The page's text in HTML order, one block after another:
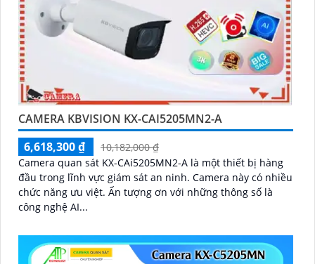
CAMERA KBVISION KX-CAI5205MN2-A
6,618,300 ₫
10,182,000 ₫
Camera quan sát KX-CAi5205MN2-A là một thiết bị hàng
đầu trong lĩnh vực giám sát an ninh. Camera này có nhiều
chức năng ưu việt. Ấn tượng ơn với những thông số là
công nghệ AI...